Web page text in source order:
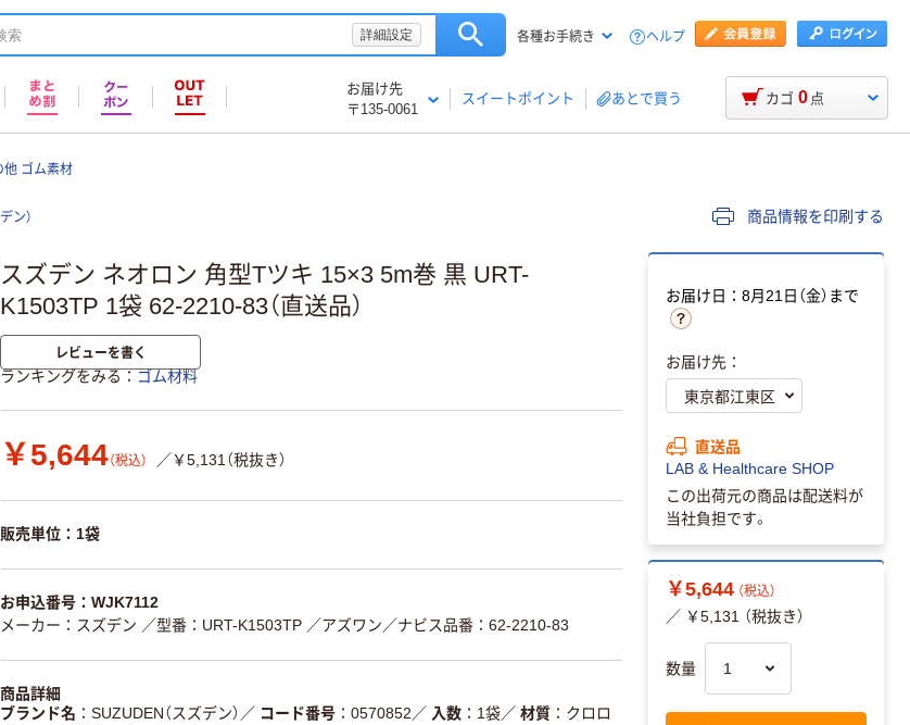
詳細設定 各種お手続き ヘルプ
お届け先
〒135-0061
スイートポイント あとで買う カゴ 0 点
他 ゴム素材
ン） 商品情報を印刷する
スズデン ネオロン 角型Tツキ 15×3 5m巻 黒 URT-
K1503TP 1袋 62-2210-83（直送品）
レビューを書く
ランキングをみる ゴム材料
￥5,644（税込） ／￥5,131（税抜き）
販売単位：1袋
お申込番号：WJK7112
メーカー：スズデン ／型番：URT-K1503TP ／アズワン／ナビス品番：62-2210-83
商品詳細
ブランド名
SUZUDEN（スズデン） ／ コード番号 0570852 ／ 入数 1袋／ 材質
クロロ
お届け日：8月21日（金）まで
お届け先：
直送品
LAB & Healthcare SHOP
この出荷元の商品は配送料が
当社負担です。
￥5,644 （税込）
／ ￥5,131 （税抜き）
数量